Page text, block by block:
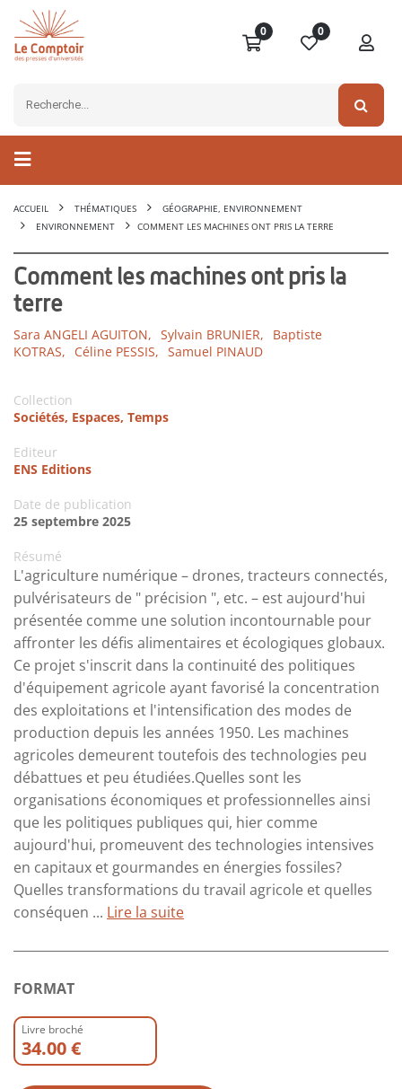
0 0
ACCUEIL THÉMATIQUES
GÉOGRAPHIE, ENVIRONNEMENT
ENVIRONNEMENT
COMMENT LES MACHINES ONT PRIS LA TERRE
Comment les machines ont pris la
terre
Sara ANGELI AGUITON, Sylvain BRUNIER,
Baptiste
KOTRAS,
Céline PESSIS, Samuel PINAUD
Collection
Sociétés, Espaces, Temps
Editeur
ENS Editions
Date de publication
25 septembre 2025
Résumé
L'agriculture numérique – drones, tracteurs connectés,
pulvérisateurs de " précision ", etc. – est aujourd'hui
présentée comme une solution incontournable pour
affronter les défis alimentaires et écologiques globaux.
Ce projet s'inscrit dans la continuité des politiques
d'équipement agricole ayant favorisé la concentration
des exploitations et l'intensification des modes de
production depuis les années 1950. Les machines
agricoles demeurent toutefois des technologies peu
débattues et peu étudiées.Quelles sont les
organisations économiques et professionnelles ainsi
que les politiques publiques qui, hier comme
aujourd'hui, promeuvent des technologies intensives
en capitaux et gourmandes en énergies fossiles?
Quelles transformations du travail agricole et quelles
conséquen ... Lire la suite
FORMAT
Livre broché
34.00 €